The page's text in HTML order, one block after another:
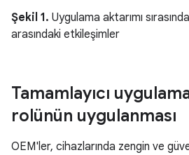
Şekil 1. Uygulama aktarımı
arasındaki etkileşimler
Tamamlayıcı
rolünün uygulanması
OEM'ler, cihazlarında zengin ve